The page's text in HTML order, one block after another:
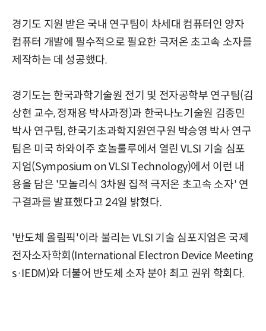
경기도 지원 받은 국내 연구팀이 차세대 컴퓨터인 양자
컴퓨터 개발에 필수적으로 필요한 극저온 초고속 소자를
제작하는 데 성공했다.
경기도는 한국과학기술원 전기 및 전자공학부 연구팀(김
상현 교수, 정재용 박사과정)과 한국나노기술원 김종민
박사 연구팀, 한국기초과학지원연구원 박승영 박사 연구
팀은 미국 하와이주 호놀룰루에서 열린 VLSI 기술 심포
지엄(Symposium on VLSI Technology)에서 이런 내
용을 담은 '모놀리식 3차원 집적 극저온 초고속 소자' 연
구결과를 발표했다고 24일 밝혔다.
'반도체 올림픽'이라 불리는 VLSI 기술 심포지엄은 국제
전자소자학회(International Electron Device Meeting
s·IEDM)와 더불어 반도체 소자 분야 최고 권위 학회다.